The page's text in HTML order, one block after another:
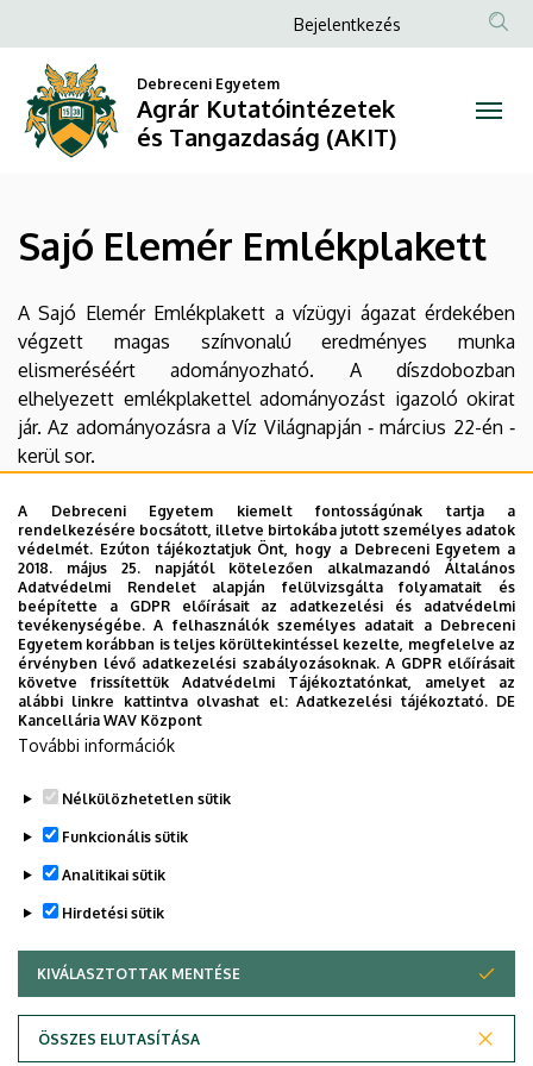
Elemér
Emlékplakett
Agrár
Kutatóintézetek
és
Tangazdaság
(AKIT)
a
tartalomra
Anonim
fiók
menüje
Bejelentkezés
Debreceni Egyetem
Agrár Kutatóintézetek
és Tangazdaság (AKIT)
Sajó Elemér Emlékplakett
A Sajó Elemér Emlékplakett a vízügyi ágazat érdekében
végzett magas színvonalú eredményes munka
elismeréséért adományozható. A díszdobozban
elhelyezett emlékplakettel adományozást igazoló okirat
jár. Az adományozásra a Víz Világnapján ‑ március 22-én ‑
kerül sor.
Dr. Tamás János
Beosztás: egyetemi tanár
Szervezet:Mezőgazdaság-,
Élelmiszertudományi és
Környezetgazdálkodási Kar
Legutóbbi frissítés: 2023. 03. 06. 15:38
Adatvédelem
A Debreceni Egyetem kiemelt fontosságúnak tartja a
rendelkezésére bocsátott, illetve birtokába jutott személyes adatok
védelmét. Ezúton tájékoztatjuk Önt, hogy a Debreceni Egyetem a
2018. május 25. napjától kötelezően alkalmazandó Általános
Adatvédelmi Rendelet alapján felülvizsgálta folyamatait és
beépítette a GDPR előírásait az adatkezelési és adatvédelmi
tevékenységébe. A felhasználók személyes adatait a Debreceni
Egyetem korábban is teljes körültekintéssel kezelte, megfelelve az
érvényben lévő adatkezelési szabályozásoknak. A GDPR előírásait
követve frissítettük Adatvédelmi Tájékoztatónkat, amelyet az
alábbi linkre kattintva olvashat el:Adatkezelési tájékoztató. DE
Kancellária WAV Központ
További információk
Nélkülözhetetlen sütik
Funkcionális sütik
Analitikai sütik
Hirdetési sütik
KIVÁLASZTOTTAK MENTÉSE
ÖSSZES ELUTASÍTÁSA
WITHDRAW CONSENT